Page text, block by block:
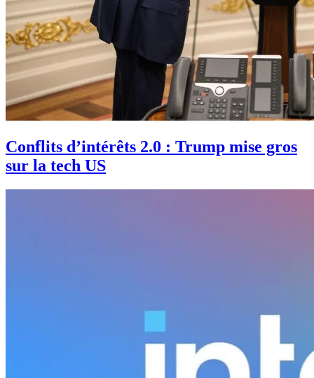
Conflits d’intérêts 2.0 : Trump mise gros
sur la tech US